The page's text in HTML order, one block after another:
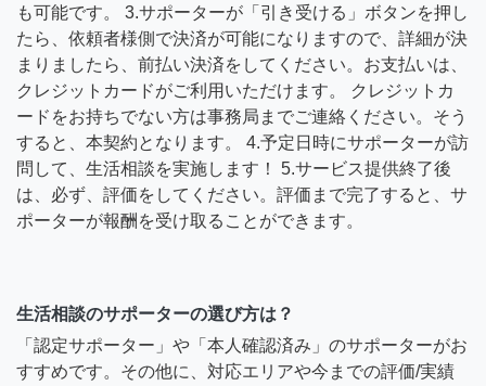
も可能です。 3.サポーターが「引き受ける」ボタンを押し
たら、依頼者様側で決済が可能になりますので、詳細が決
まりましたら、前払い決済をしてください。お支払いは、
クレジットカードがご利用いただけます。 クレジットカ
ードをお持ちでない方は事務局までご連絡ください。そう
すると、本契約となります。 4.予定日時にサポーターが訪
問して、生活相談を実施します！ 5.サービス提供終了後
は、必ず、評価をしてください。評価まで完了すると、サ
ポーターが報酬を受け取ることができます。
生活相談のサポーターの選び方は？
「認定サポーター」や「本人確認済み」のサポーターがお
すすめです。その他に、対応エリアや今までの評価/実績